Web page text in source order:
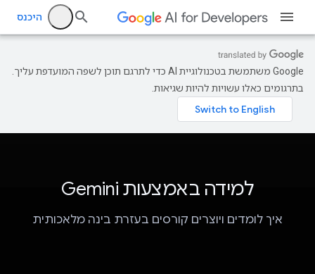
היכנס
‫Google משתמשת בטכנולוגיית AI כדי לתרגם תוכן לשפה המועדפת עליך.
בתרגומים כאלו עשויות להיות שגיאות.
למידה באמצעות Gemini
איך לומדים ויוצרים קורסים בעזרת בינה מלאכותית